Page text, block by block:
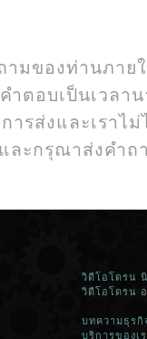
ามของท่านภาย
ำตอบเป็นเวล
การส่งและเรา
ละกรุณาส่งคำถ
วิดีโอโดรน
วิดีโอโดรน
บทความธุรกิ
บริการของเร